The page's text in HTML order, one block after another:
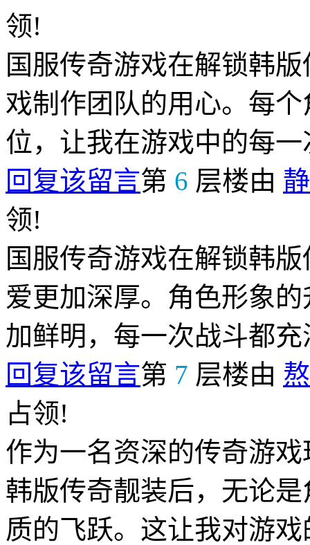
领!
国服传奇游戏在解锁韩
戏制作团队的用心。每
位，让我在游戏中的每
回复该留言第 6 层楼由
领!
国服传奇游戏在解锁韩
爱更加深厚。角色形象
加鲜明，每一次战斗都
回复该留言第 7 层楼由
占领!
作为一名资深的传奇游
韩版传奇靓装后，无论
质的飞跃。这让我对游